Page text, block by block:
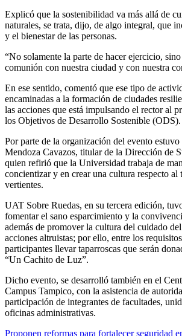
Explicó que la sostenibilidad va más allá de
naturales, se trata, dijo, de algo integral, que
y el bienestar de las personas.
“No solamente la parte de hacer ejercicio,
comunión con nuestra ciudad y con nuestra
En ese sentido, comentó que ese tipo de
encaminadas a la formación de ciudades
las acciones que está impulsando el rector al
los Objetivos de Desarrollo Sostenible (ODS).
Por parte de la organización del evento
Mendoza Cavazos, titular de la Dirección de
quien refirió que la Universidad trabaja de
concientizar y en crear una cultura respecto al
vertientes.
UAT Sobre Ruedas, en su tercera edición,
fomentar el sano esparcimiento y la
además de promover la cultura del cuidado
acciones altruistas; por ello, entre los
participantes llevar taparroscas que serán
“Un Cachito de Luz”.
Dicho evento, se desarrolló también en el
Campus Tampico, con la asistencia de
participación de integrantes de facultades,
oficinas administrativas.
Proponen reformas para fortalecer seguridad